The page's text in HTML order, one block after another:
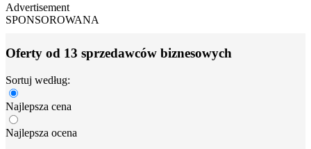
Advertisement
SPONSOROWANA
Oferty od 13 sprzedawców biznesowych
Sortuj według:
Najlepsza cena
Najlepsza ocena